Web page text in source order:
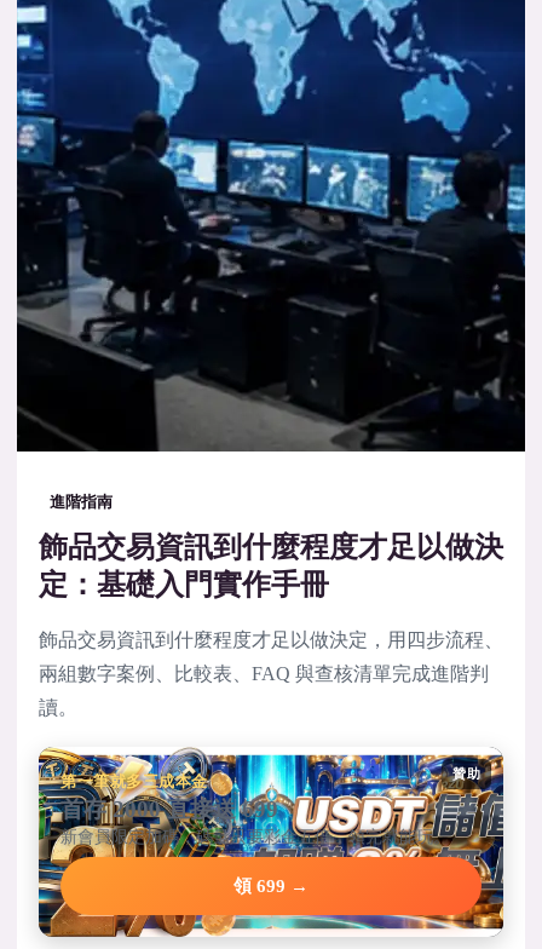
進階指南
飾品交易資訊到什麼程度才足以做決
定：基礎入門實作手冊
飾品交易資訊到什麼程度才足以做決定，用四步流程、
兩組數字案例、比較表、FAQ 與查核清單完成進階判
讀。
贊助
第一筆就多三成本金
首存 2000 直接送 699
新會員限定加碼，碼量只要彩金五倍，領完就能玩。
領 699 →